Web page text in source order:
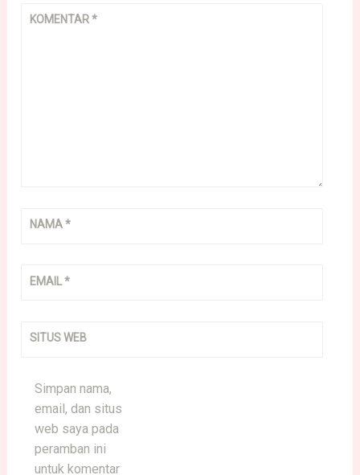
KOMENTAR*
NAMA*
EMAIL*
SITUS WEB
Simpan nama,
email, dan situs
web saya pada
peramban ini
untuk komentar